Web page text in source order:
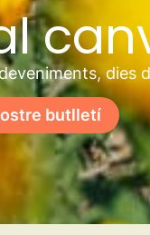
dies
butlletí